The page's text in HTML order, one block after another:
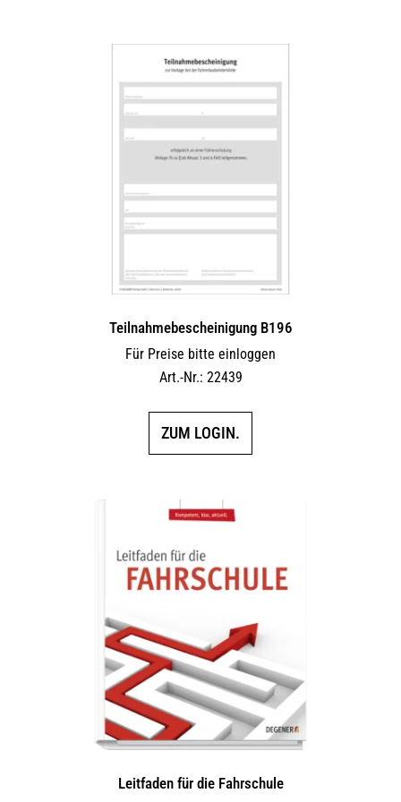
Teilnahmebescheinigung B196
Für Preise bitte einloggen
Art.-Nr.: 22439
ZUM LOGIN.
Leitfaden für die Fahrschule